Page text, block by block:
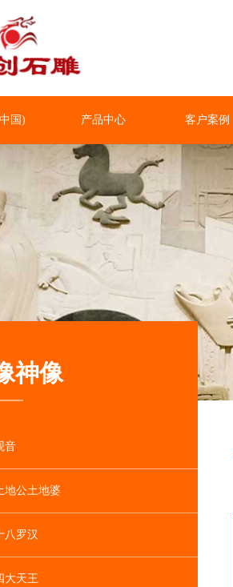
国) 产品中心 客户案例
神像
音
地公土地婆
八罗汉
大天王